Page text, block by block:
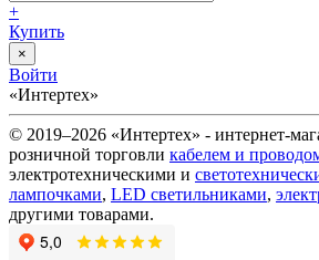
+
Купить
×
Войти
«Интертех»
© 2019–2026 «Интертех» - интернет-
розничной торговли кабелем и
электротехническими и
лампочками, LED светильниками,
другими товарами.